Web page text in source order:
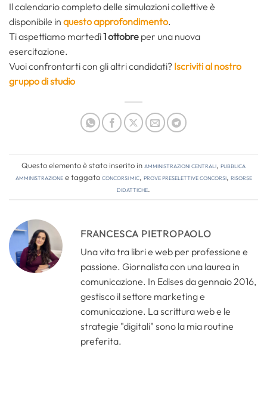
Il calendario completo delle simulazioni collettive è
disponibile in questo approfondimento.
Ti aspettiamo martedì1 ottobre per una nuova
esercitazione.
Vuoi confrontarti con gli altri candidati? Iscriviti al nostro
gruppo di studio
Questo elemento è stato inserito in Amministrazioni Centrali, Pubblica
amministrazionee taggatoconcorsi mic, prove preselettive concorsi, risorse
didattiche.
FRANCESCA PIETROPAOLO
Una vita tra libri e web per professione e
passione. Giornalista con una laurea in
comunicazione. In Edises da gennaio 2016,
gestisco il settore marketing e
comunicazione. La scrittura web e le
strategie "digitali" sono la mia routine
preferita.